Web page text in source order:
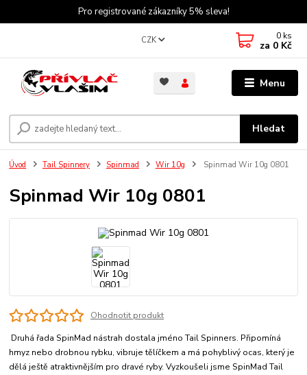
Pro registrované zákazníky 5% sleva!
Menu
CZK
Hledat
0 ks
za 0 Kč
Úvod Tail Spinnery Spinmad Wir 10g Spinmad Wir 10g 0801
Spinmad Wir 10g 0801
Ohodnotit produkt
Druhá řada SpinMad nástrah dostala jméno Tail Spinners. Připomíná
hmyz nebo drobnou rybku, vibruje tělíčkem a má pohyblivý ocas, který je
dělá ještě atraktivnějším pro dravé ryby. Vyzkoušeli jsme SpinMad Tail